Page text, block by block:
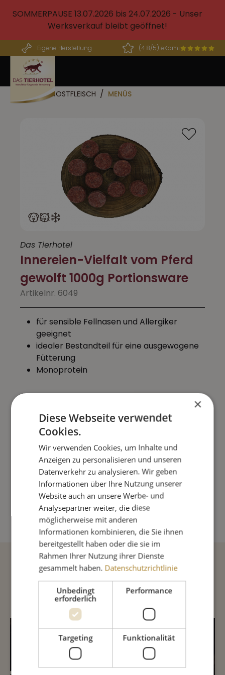
springen
SOMMERPAUSE 13.07.2026 bis 24.07.2026 - Unser
Werksverkauf bleibt geöffnet!
Eigene Herstellung (4.8/5) eKomi
BARF FROSTFLEISCH MENÜS
Das Tierhotel
Innereien-Vielfalt vom Pferd
gewolft 1000g Portionsware
Artikelnr. 6049
für sensible Fellnasen und Allergiker
geeignet
idealer Bestandteil für eine ausgewogene
Fütterung
Monoprotein
Neue Rezeptur !
5,60 €
Inkl. 7% MwSt. zzgl. Versandkosten
Aktuell, nicht verfügbar!
Beschreibung
INHALTSSTOFFE
×
Diese Webseite verwendet
Cookies.
Wir verwenden Cookies, um Inhalte und
Anzeigen zu personalisieren und unseren
Datenverkehr zu analysieren. Wir geben
Informationen über Ihre Nutzung unserer
Website auch an unsere Werbe- und
Analysepartner weiter, die diese
möglicherweise mit anderen
Informationen kombinieren, die Sie ihnen
bereitgestellt haben oder die sie im
Rahmen Ihrer Nutzung ihrer Dienste
gesammelt haben. Datenschutzrichtlinie
Unbedingt
erforderlich
Performance
Targeting Funktionalität